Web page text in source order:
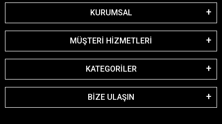
KURUMSAL
MÜŞTERİ HİZMETLERİ
KATEGORİLER
BİZE ULAŞIN